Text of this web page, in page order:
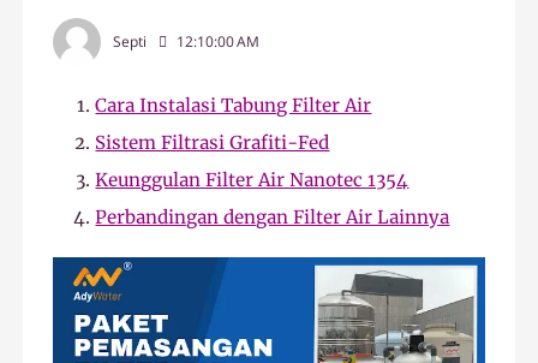
Septi 12:10:00 AM
Cara Instalasi Tabung Filter Air
Sistem Filtrasi Grafiti-Fed
Keunggulan Filter Air Nanotec 1354
Perbandingan dengan Filter Air Lainnya